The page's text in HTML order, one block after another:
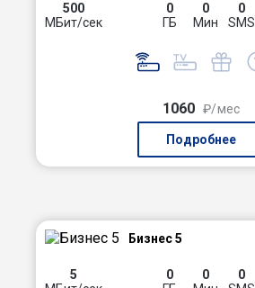
500
МБит/сек
0
ГБ
0
Мин
0
SMS
1060 ₽/мес
Подробнее
Бизнес 5
5
0
0
0